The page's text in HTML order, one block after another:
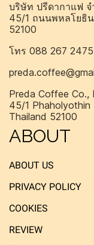
บริษัท ปรีดากาแฟ จ
45/1 ถนนพหลโยธิน
52100
โทร 088 267
Preda Coffee Co.,
45/1 Phaholyothin
Thailand 52100
ABOUT
ABOUT US
PRIVACY POLICY
COOKIES
REVIEW